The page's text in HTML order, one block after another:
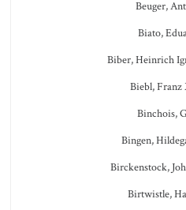
Beuger,
Biato,
Biber, Heinrich
Biebl, Franz
Binchois,
Bingen,
Birckenstock,
Birtwistle,